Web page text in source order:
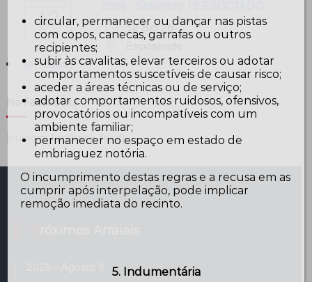
12
Set
12 Set 26
Esposende
ver todos...
No Facebook…
[custom-facebook-feed]
circular, permanecer ou dançar nas pistas
com copos, canecas, garrafas ou outros
recipientes;
subir às cavalitas, elevar terceiros ou adotar
comportamentos suscetíveis de causar risco;
aceder a áreas técnicas ou de serviço;
adotar comportamentos ruidosos, ofensivos,
provocatórios ou incompatíveis com um
ambiente familiar;
permanecer no espaço em estado de
embriaguez notória.
O incumprimento destas regras e a recusa em as
cumprir após interpelação, pode implicar
remoção imediata do recinto.
5. Indumentária